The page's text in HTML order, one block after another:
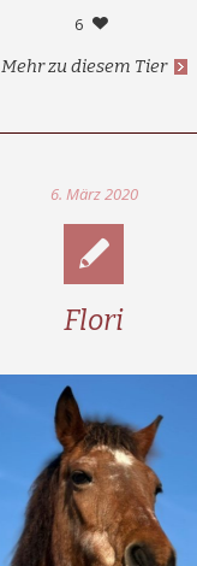
6
Mehr zu diesem Tier
6. März 2020
Flori